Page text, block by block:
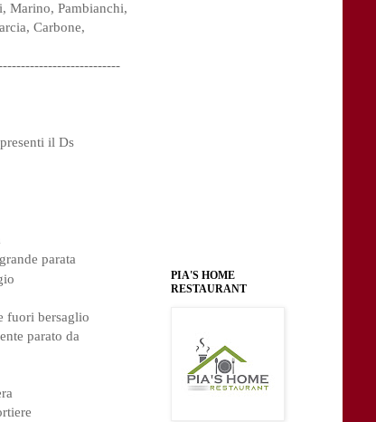
Marino, Pambianchi,
Carbone,
il Ds
parata
fuori bersaglio
parato da
PIA'S HOME
RESTAURANT